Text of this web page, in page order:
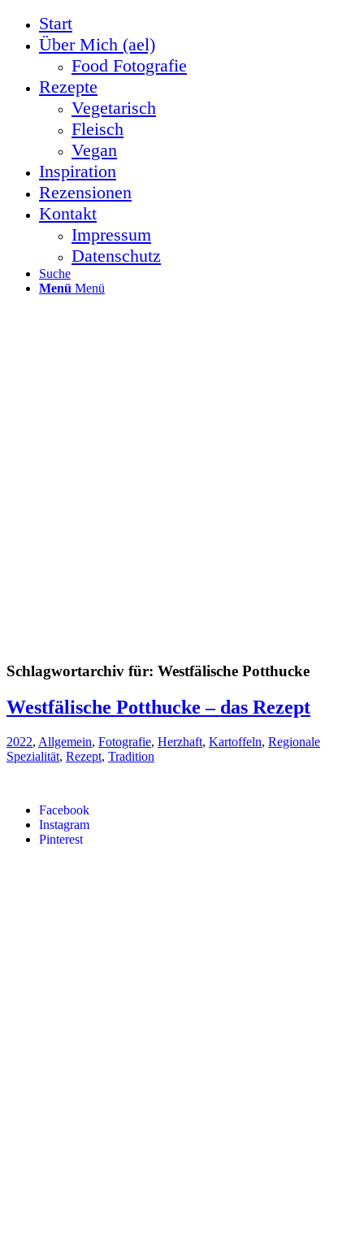
Start
Über Mich (ael)
Food Fotografie
Rezepte
Vegetarisch
Fleisch
Vegan
Inspiration
Rezensionen
Kontakt
Impressum
Datenschutz
Suche
Menü Menü
Facebook
Instagram
Pinterest
Schlagwortarchiv für: Westfälische Potthucke
Westfälische Potthucke – das Rezept
2022, Allgemein, Fotografie, Herzhaft, Kartoffeln, Regionale
Spezialität, Rezept, Tradition